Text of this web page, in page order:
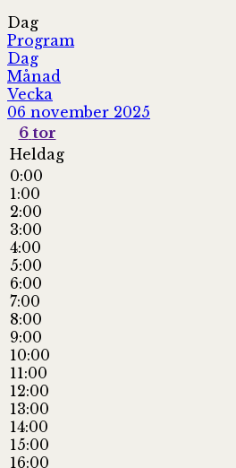
Dag
Program
Dag
Månad
Vecka
06 november 2025
6 tor
Heldag
0:00
1:00
2:00
3:00
4:00
5:00
6:00
7:00
8:00
9:00
10:00
11:00
12:00
13:00
14:00
15:00
16:00